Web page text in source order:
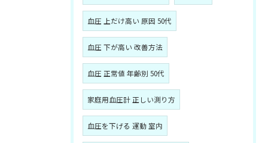
血圧 上だけ高い 原因 50代
血圧 下が高い 改善方法
血圧 正常値 年齢別 50代
家庭用血圧計 正しい測り方
血圧を下げる 運動 室内